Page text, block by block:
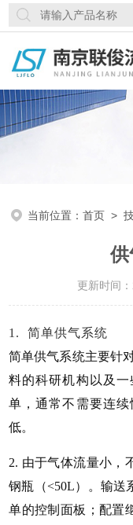
当前位置：首页 >
供
更新时间
1.
简单供气系统
简单供气系统主要针
料的科研机构以及
单，通常不需要连
低。
2. 由于气体流量小，
钢瓶（<50L）。输送
单的控制面板；配置